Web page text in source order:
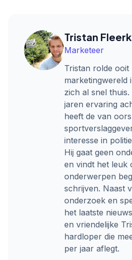
Tristan
Marketeer
Tristan rolde ooit
marketingwereld
zich al snel
jaren ervaring
heeft de van
interesse in
Hij gaat geen
en vindt het leuk
onderwerpen
schrijven. Naast
onderzoek en
het laatste
en vriendelijke
hardloper die
per jaar aflegt.